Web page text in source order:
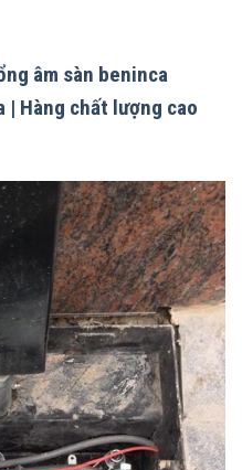
âm sàn beninca
| Hàng chất lượng cao